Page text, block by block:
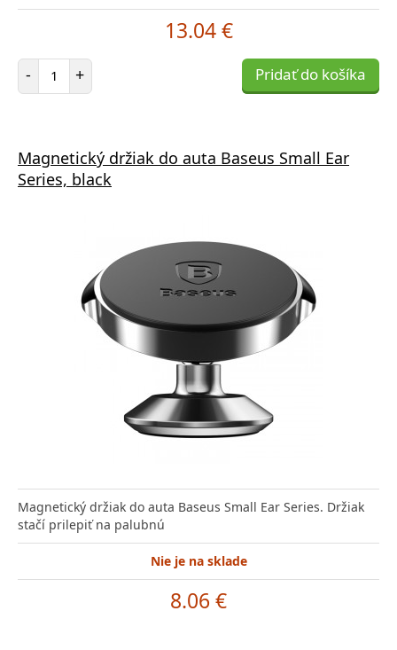
13.04 €
- Počet položiek
+ Pridať do košíka
Magnetický držiak do auta Baseus Small Ear
Series, black
Magnetický držiak do auta Baseus Small Ear Series. Držiak
stačí prilepiť na palubnú
Nie je na sklade
8.06 €